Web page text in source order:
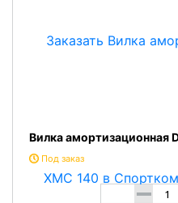
Вилка амортизационная
Под заказ
-